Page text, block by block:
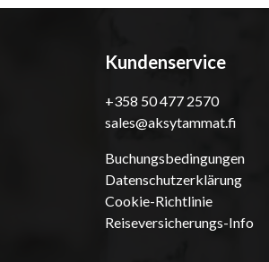
Kundenservice
+358 50 477 2570
sales@aksytammat.fi
Buchungsbedingungen
Datenschutzerklärung
Cookie-Richtlinie
Reiseversicherungs-Info